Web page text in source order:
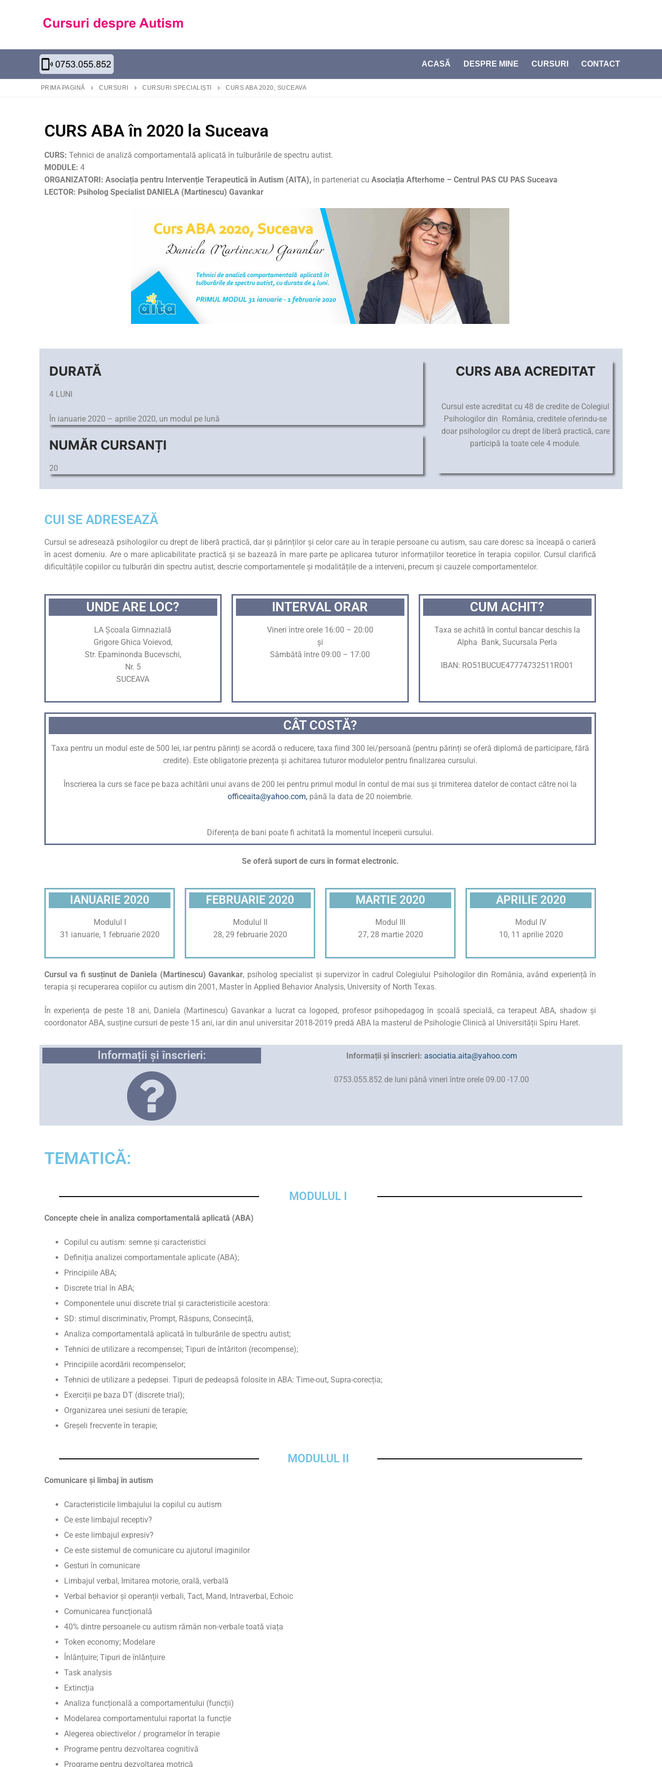
ACASĂ DESPRE MINE CURSURI CONTACT
PRIMA PAGINĂ CURSURI CURSURI SPECIALIȘTI CURS ABA 2020, SUCEAVA
CURS ABA în 2020 la Suceava
CURS: Tehnici de analiză comportamentală aplicată în tulburările de spectru autist.
MODULE: 4
ORGANIZATORI: Asociația pentru Intervenție Terapeutică în Autism (AITA), în parteneriat cu Asociația Afterhome – Centrul PAS CU PAS Suceava
LECTOR: Psiholog Specialist DANIELA (Martinescu) Gavankar
DURATĂ
4 LUNI
În ianuarie 2020 – aprilie 2020, un modul pe lună
NUMĂR CURSANȚI
20
CURS ABA ACREDITAT
Cursul este acreditat cu 48 de credite de Colegiul
Psihologilor din România, creditele oferindu-se
doar psihologilor cu drept de liberă practică, care
participă la toate cele 4 module.
CUI SE ADRESEAZĂ
Cursul se adresează psihologilor cu drept de liberă practică, dar și părinților și celor care au în terapie persoane cu autism, sau care doresc sa înceapă o carieră
în acest domeniu. Are o mare aplicabilitate practică și se bazează în mare parte pe aplicarea tuturor informațiilor teoretice în terapia copiilor. Cursul clarifică
dificultățile copiilor cu tulburări din spectru autist, descrie comportamentele și modalitățile de a interveni, precum și cauzele comportamentelor.
UNDE ARE LOC?
LA Școala Gimnazială
Grigore Ghica Voievod,
Str. Epaminonda Bucevschi,
Nr. 5
SUCEAVA
INTERVAL ORAR
Vineri între orele 16:00 – 20:00
și
Sâmbătă între 09:00 – 17:00
CUM ACHIT?
Taxa se achită în contul bancar deschis la
Alpha Bank, Sucursala Perla
IBAN: RO51BUCUE47774732511RO01
CÂT COSTĂ?
Taxa pentru un modul este de 500 lei, iar pentru părinți se acordă o reducere, taxa fiind 300 lei/persoană (pentru părinți se oferă diplomă de participare, fără
credite). Este obligatorie prezența și achitarea tuturor modulelor pentru finalizarea cursului.
Înscrierea la curs se face pe baza achitării unui avans de 200 lei pentru primul modul în contul de mai sus și trimiterea datelor de contact către noi la
officeaita@yahoo.com, până la data de 20 noiembrie.
Diferența de bani poate fi achitată la momentul începerii cursului.
Se oferă suport de curs în format electronic.
IANUARIE 2020
Modulul I
31 ianuarie, 1 februarie 2020
FEBRUARIE 2020
Modulul II
28, 29 februarie 2020
MARTIE 2020
Modul III
27, 28 martie 2020
APRILIE 2020
Modul IV
10, 11 aprilie 2020
Cursul va fi susținut de Daniela (Martinescu) Gavankar, psiholog specialist și supervizor în cadrul Colegiului Psihologilor din România, având experiență în
terapia și recuperarea copiilor cu autism din 2001, Master în Applied Behavior Analysis, University of North Texas.
În experiența de peste 18 ani, Daniela (Martinescu) Gavankar a lucrat ca logoped, profesor psihopedagog în școală specială, ca terapeut ABA, shadow și
coordonator ABA, susține cursuri de peste 15 ani, iar din anul universitar 2018-2019 predă ABA la masterul de Psihologie Clinică al Universității Spiru Haret.
Informații și înscrieri: Informații și înscrieri: asociatia.aita@yahoo.com
0753.055.852 de luni până vineri între orele 09.00 -17.00
TEMATICĂ:
MODULUL I
Concepte cheie în analiza comportamentală aplicată (ABA)
Copilul cu autism: semne și caracteristici
Definiția analizei comportamentale aplicate (ABA);
Principiile ABA;
Discrete trial în ABA;
Componentele unui discrete trial și caracteristicile acestora:
SD: stimul discriminativ, Prompt, Răspuns, Consecință,
Analiza comportamentală aplicată în tulburările de spectru autist;
Tehnici de utilizare a recompensei; Tipuri de întăritori (recompense);
Principiile acordării recompenselor;
Tehnici de utilizare a pedepsei. Tipuri de pedeapsă folosite in ABA: Time-out, Supra-corecția;
Exerciții pe baza DT (discrete trial);
Organizarea unei sesiuni de terapie;
Greșeli frecvente în terapie;
MODULUL II
Comunicare și limbaj în autism
Caracteristicile limbajului la copilul cu autism
Ce este limbajul receptiv?
Ce este limbajul expresiv?
Ce este sistemul de comunicare cu ajutorul imaginilor
Gesturi în comunicare
Limbajul verbal, Imitarea motorie, orală, verbală
Verbal behavior și operanții verbali, Tact, Mand, Intraverbal, Echoic
Comunicarea funcțională
40% dintre persoanele cu autism rămân non-verbale toată viața
Token economy; Modelare
Înlănțuire; Tipuri de înlănțuire
Task analysis
Extincția
Analiza funcțională a comportamentului (funcții)
Modelarea comportamentului raportat la funcție
Alegerea obiectivelor / programelor în terapie
Programe pentru dezvoltarea cognitivă
Programe pentru dezvoltarea motrică